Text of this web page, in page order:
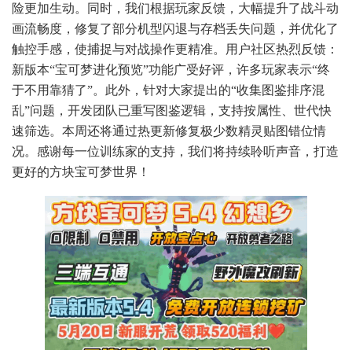
险更加生动。同时，我们根据玩家反馈，大幅提升了战斗动
画流畅度，修复了部分机型闪退与存档丢失问题，并优化了
触控手感，使捕捉与对战操作更精准。用户社区热烈反馈：
新版本“宝可梦进化预览”功能广受好评，许多玩家表示“终
于不用靠猜了”。此外，针对大家提出的“收集图鉴排序混
乱”问题，开发团队已重写图鉴逻辑，支持按属性、世代快
速筛选。本周还将通过热更新修复极少数精灵贴图错位情
况。感谢每一位训练家的支持，我们将持续聆听声音，打造
更好的方块宝可梦世界！